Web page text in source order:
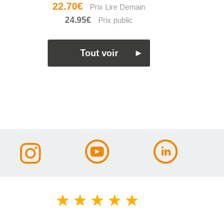
22.70€
24.95€
★ ★ ★ ★ ★